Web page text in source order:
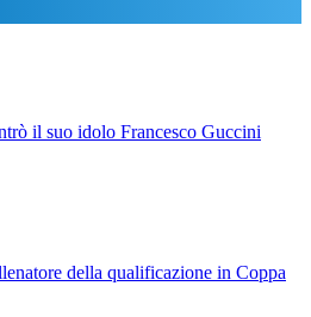
il suo idolo Francesco Guccini
della qualificazione in Coppa